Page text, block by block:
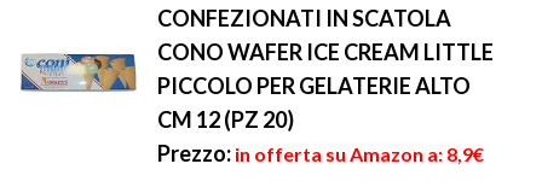
CONFEZIONATI IN SCATOLA
CONO WAFER ICE CREAM LITTLE
PICCOLO PER GELATERIE ALTO
CM 12 (PZ 20)
Prezzo: in offerta su Amazon a: 8,9€